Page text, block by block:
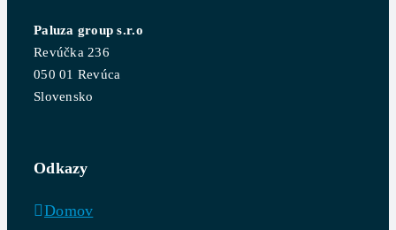
Paluza group s.r.o
Revúčka 236
050 01 Revúca
Slovensko
Odkazy
Domov